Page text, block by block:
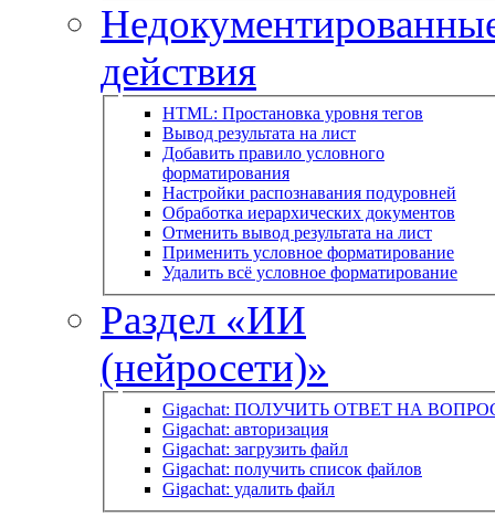
действия
HTML: Простановка уровня тегов
Вывод результата на лист
Добавить правило условного
форматирования
Настройки распознавания подуровней
Обработка иерархических документов
Отменить вывод результата на лист
Применить условное форматирование
Удалить всё условное форматирование
Раздел «ИИ
(нейросети)»
Gigachat: ПОЛУЧИТЬ ОТВЕТ НА
Gigachat: авторизация
Gigachat: загрузить файл
Gigachat: получить список файлов
Gigachat: удалить файл